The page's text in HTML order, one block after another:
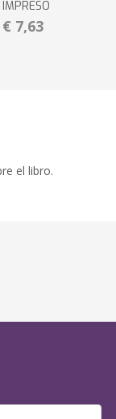
IMPRESO
€ 7,63
el libro.